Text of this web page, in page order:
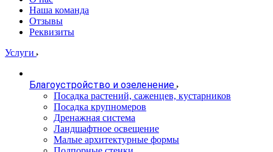
Наша команда
Отзывы
Реквизиты
Услуги
Благоустройство и озеленение
Посадка растений, саженцев, кустарников
Посадка крупномеров
Дренажная система
Ландшафтное освещение
Малые архитектурные формы